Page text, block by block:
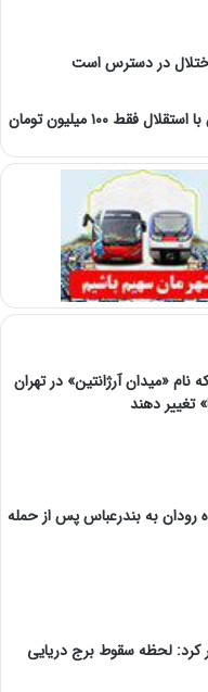
در دسترس است
عجیب اما واقعی: رقم فسخ قرارداد رضائیان با استقلال فقط ۱۰۰ میلیون تومان
«میدان آرژانتین» در تهران
تغییر دهند
به بندرعباس پس از حمله
کرد: لحظه سقوط برج دریایی